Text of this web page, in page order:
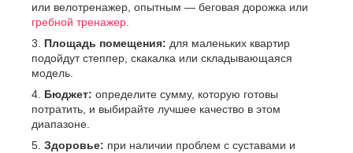
или велотренажер, опытным — беговая дорожка или
гребной тренажер.
Площадь помещения: для маленьких квартир
подойдут степпер, скакалка или складывающаяся
модель.
Бюджет: определите сумму, которую готовы
потратить, и выбирайте лучшее качество в этом
диапазоне.
Здоровье: при наличии проблем с суставами и